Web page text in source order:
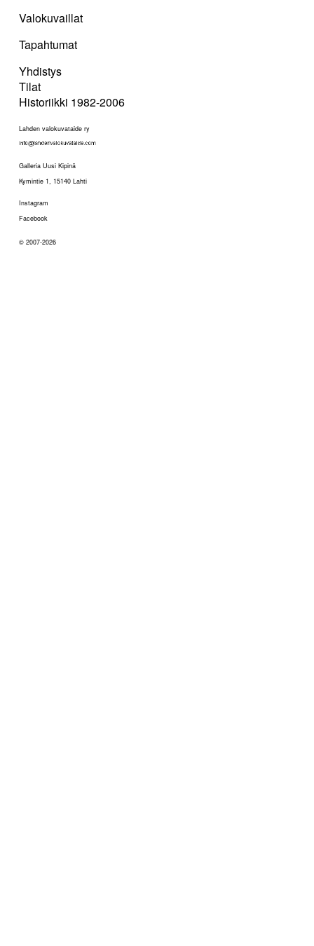
Valokuvaillat
Tapahtumat
Yhdistys
Tilat
Historiikki 1982-2006
Lahden valokuvataide ry
Galleria Uusi Kipinä
Kymintie 1, 15140 Lahti
Instagram
Facebook
© 2007-2026